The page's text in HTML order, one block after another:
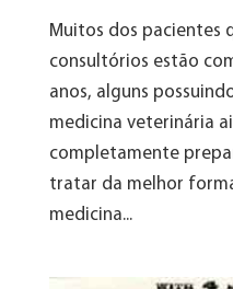
Muitos dos pacientes
consultórios estão
anos, alguns
medicina veterinária
completamente
tratar da melhor
medicina...